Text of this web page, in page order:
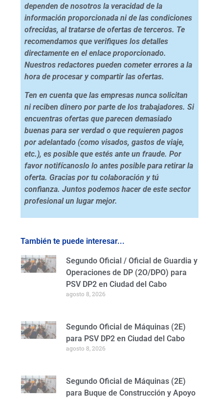
dependen de nosotros la veracidad de la
información proporcionada ni de las condiciones
ofrecidas, al tratarse de ofertas de terceros. Te
recomendamos que verifiques los detalles
directamente en el enlace proporcionado.
Nuestros redactores pueden cometer errores a la
hora de procesar y compartir las ofertas.
Ten en cuenta que las empresas nunca solicitan
ni reciben dinero por parte de los trabajadores. Si
encuentras ofertas que parecen demasiado
buenas para ser verdad o que requieren pagos
por adelantado (como visados, gastos de viaje,
etc.), es posible que estés ante un fraude. Por
favor notifícanoslo lo antes posible para retirar la
oferta. Gracias por tu colaboración y tú
confianza. Juntos podemos hacer de este sector
profesional un lugar mejor.
También te puede interesar...
Segundo Oficial / Oficial de Guardia y
Operaciones de DP (2O/DPO) para
PSV DP2 en Ciudad del Cabo
agosto 8, 2026
Segundo Oficial de Máquinas (2E)
para PSV DP2 en Ciudad del Cabo
agosto 8, 2026
Segundo Oficial de Máquinas (2E)
para Buque de Construcción y Apoyo